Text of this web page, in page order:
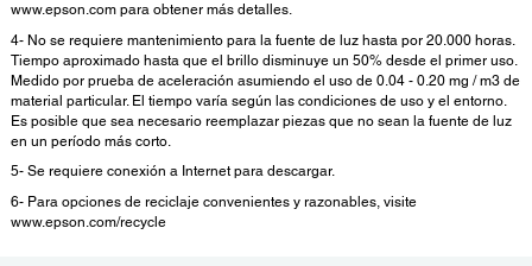
www.epson.com para obtener más detalles.
4- No se requiere mantenimiento para la fuente de luz hasta por 20.000 horas.
Tiempo aproximado hasta que el brillo disminuye un 50% desde el primer uso.
Medido por prueba de aceleración asumiendo el uso de 0.04 - 0.20 mg / m3 de
material particular. El tiempo varía según las condiciones de uso y el entorno.
Es posible que sea necesario reemplazar piezas que no sean la fuente de luz
en un período más corto.
5- Se requiere conexión a Internet para descargar.
6- Para opciones de reciclaje convenientes y razonables, visite
www.epson.com/recycle